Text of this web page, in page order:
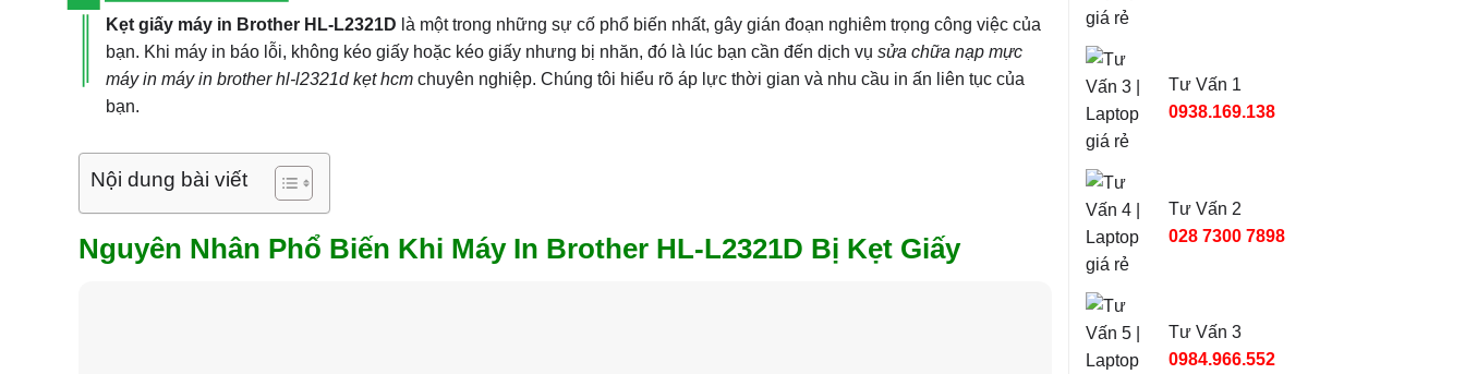
Kẹt giấy máy in Brother HL-L2321D là một trong những sự cố phổ biến nhất, gây gián đoạn nghiêm trọng công việc của
bạn. Khi máy in báo lỗi, không kéo giấy hoặc kéo giấy nhưng bị nhăn, đó là lúc bạn cần đến dịch vụ sửa chữa nạp mực
máy in máy in brother hl-l2321d kẹt hcm chuyên nghiệp. Chúng tôi hiểu rõ áp lực thời gian và nhu cầu in ấn liên tục của
bạn.
Nội dung bài viết
Nguyên Nhân Phổ Biến Khi Máy In Brother HL-L2321D Bị Kẹt Giấy
Tư Vấn 1
0938.169.138
Tư Vấn 2
028 7300 7898
Tư Vấn 3
0984.966.552